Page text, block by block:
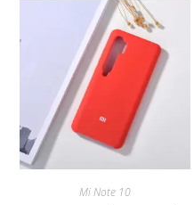
Mi Note 10